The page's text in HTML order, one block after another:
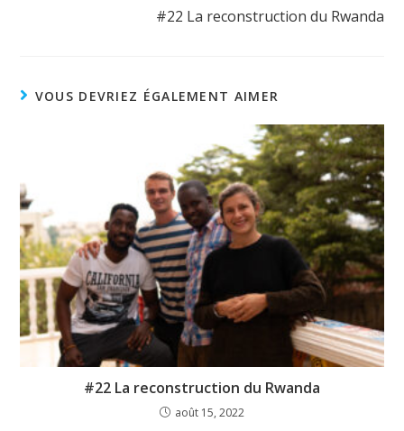
#22 La reconstruction du Rwanda
VOUS DEVRIEZ ÉGALEMENT AIMER
#22 La reconstruction du Rwanda
août 15, 2022